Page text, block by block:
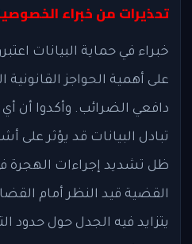
تحذيرات من خبراء
خبراء في حماية البيانات
على أهمية الحواجز
دافعي الضرائب. وأكدوا أن
تبادل البيانات قد يؤثر على
ظل تشديد إجراءات الهجرة في
القضية قيد النظر أمام
يتزايد فيه الجدل حول حدود